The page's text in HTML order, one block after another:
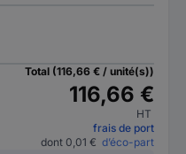
Total (116,66 € / unité(s))
116,66 €
HT
frais de port
dont 0,01 € d’éco-part